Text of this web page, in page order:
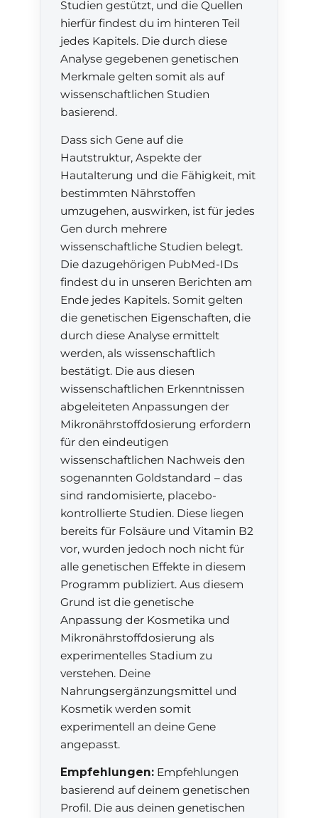
Studien gestützt, und die Quellen
hierfür findest du im hinteren Teil
jedes Kapitels. Die durch diese
Analyse gegebenen genetischen
Merkmale gelten somit als auf
wissenschaftlichen Studien
basierend.
Dass sich Gene auf die
Hautstruktur, Aspekte der
Hautalterung und die Fähigkeit, mit
bestimmten Nährstoffen
umzugehen, auswirken, ist für jedes
Gen durch mehrere
wissenschaftliche Studien belegt.
Die dazugehörigen PubMed-IDs
findest du in unseren Berichten am
Ende jedes Kapitels. Somit gelten
die genetischen Eigenschaften, die
durch diese Analyse ermittelt
werden, als wissenschaftlich
bestätigt. Die aus diesen
wissenschaftlichen Erkenntnissen
abgeleiteten Anpassungen der
Mikronährstoffdosierung erfordern
für den eindeutigen
wissenschaftlichen Nachweis den
sogenannten Goldstandard – das
sind randomisierte, placebo-
kontrollierte Studien. Diese liegen
bereits für Folsäure und Vitamin B2
vor, wurden jedoch noch nicht für
alle genetischen Effekte in diesem
Programm publiziert. Aus diesem
Grund ist die genetische
Anpassung der Kosmetika und
Mikronährstoffdosierung als
experimentelles Stadium zu
verstehen. Deine
Nahrungsergänzungsmittel und
Kosmetik werden somit
experimentell an deine Gene
angepasst.
Empfehlungen: Empfehlungen
basierend auf deinem genetischen
Profil. Die aus deinen genetischen